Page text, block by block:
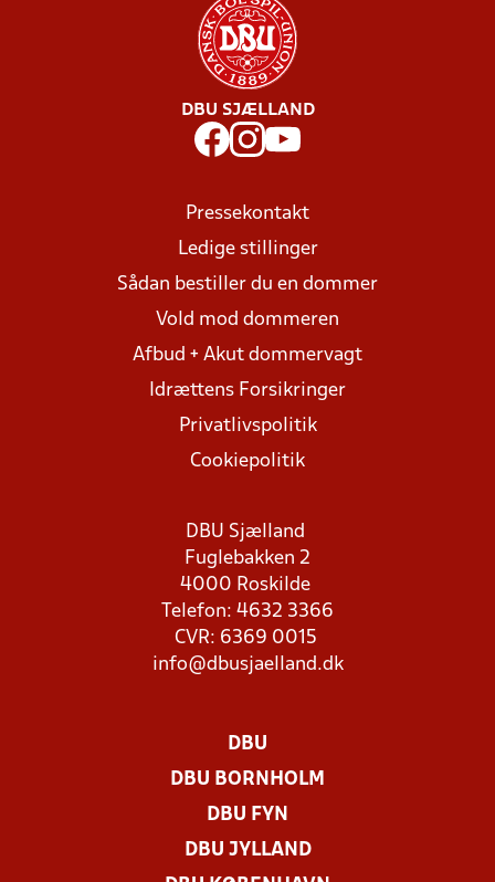
DBU SJÆLLAND
Pressekontakt
Ledige stillinger
Sådan bestiller du en dommer
Vold mod dommeren
Afbud + Akut dommervagt
Idrættens Forsikringer
Privatlivspolitik
Cookiepolitik
DBU Sjælland
Fuglebakken 2
4000 Roskilde
Telefon: 4632 3366
CVR: 6369 0015
info@dbusjaelland.dk
DBU
DBU BORNHOLM
DBU FYN
DBU JYLLAND